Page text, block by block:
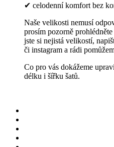
✔ celodenní komfort bez
Naše velikosti nemusí
prosím pozorně
jste si nejistá velikostí,
či instagram a rádi
Co pro vás dokážeme
délku i šířku šatů.